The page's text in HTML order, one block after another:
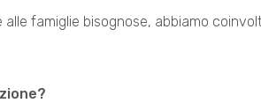
famiglie bisognose, abbiamo